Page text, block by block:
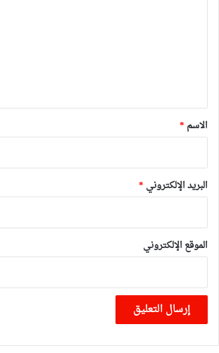
*
الاسم *
البريد الإلكتروني *
الموقع الإلكتروني